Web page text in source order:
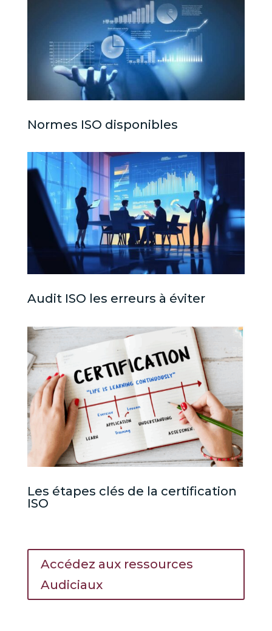
Normes ISO disponibles
Audit ISO les erreurs à éviter
Les étapes clés de la certification
ISO
Accédez aux ressources
Audiciaux